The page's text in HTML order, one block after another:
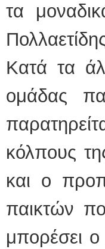
τα
Κατά τα
ομάδας
κόλπους
και ο
παικτών
μπορέσει